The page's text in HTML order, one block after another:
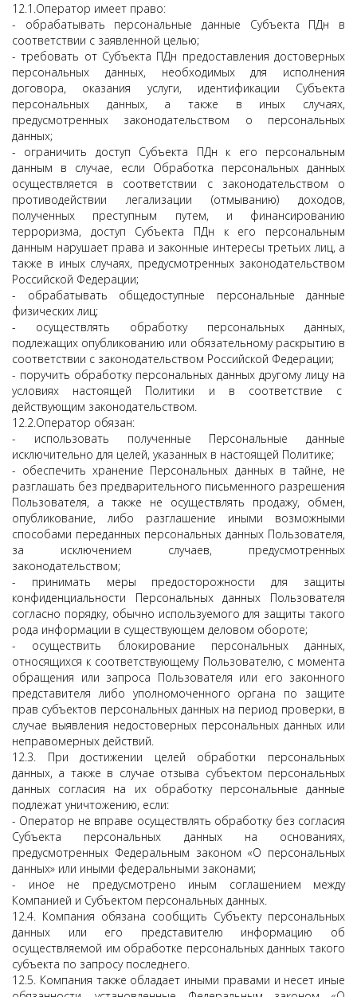
12.1.Оператор имеет право:
- обрабатывать персональные данные Субъекта ПДн в
соответствии с заявленной целью;
- требовать от Субъекта ПДн предоставления достоверных
персональных данных, необходимых для исполнения
договора, оказания услуги, идентификации Субъекта
персональных данных, а также в иных случаях,
предусмотренных законодательством о персональных
данных;
- ограничить доступ Субъекта ПДн к его персональным
данным в случае, если Обработка персональных данных
осуществляется в соответствии с законодательством о
противодействии легализации (отмыванию) доходов,
полученных преступным путем, и финансированию
терроризма, доступ Субъекта ПДн к его персональным
данным нарушает права и законные интересы третьих лиц, а
также в иных случаях, предусмотренных законодательством
Российской Федерации;
- обрабатывать общедоступные персональные данные
физических лиц;
- осуществлять обработку персональных данных,
подлежащих опубликованию или обязательному раскрытию в
соответствии с законодательством Российской Федерации;
- поручить обработку персональных данных другому лицу на
условиях настоящей Политики и в соответствие с
действующим законодательством.
12.2.Оператор обязан:
- использовать полученные Персональные данные
исключительно для целей, указанных в настоящей Политике;
- обеспечить хранение Персональных данных в тайне, не
разглашать без предварительного письменного разрешения
Пользователя, а также не осуществлять продажу, обмен,
опубликование, либо разглашение иными возможными
способами переданных персональных данных Пользователя,
за исключением случаев, предусмотренных
законодательством;
- принимать меры предосторожности для защиты
конфиденциальности Персональных данных Пользователя
согласно порядку, обычно используемого для защиты такого
рода информации в существующем деловом обороте;
- осуществить блокирование персональных данных,
относящихся к соответствующему Пользователю, с момента
обращения или запроса Пользователя или его законного
представителя либо уполномоченного органа по защите
прав субъектов персональных данных на период проверки, в
случае выявления недостоверных персональных данных или
неправомерных действий.
12.3. При достижении целей обработки персональных
данных, а также в случае отзыва субъектом персональных
данных согласия на их обработку персональные данные
подлежат уничтожению, если:
- Оператор не вправе осуществлять обработку без согласия
Субъекта персональных данных на основаниях,
предусмотренных Федеральным законом «О персональных
данных» или иными федеральными законами;
- иное не предусмотрено иным соглашением между
Компанией и Субъектом персональных данных.
12.4. Компания обязана сообщить Субъекту персональных
данных или его представителю информацию об
осуществляемой им обработке персональных данных такого
субъекта по запросу последнего.
12.5. Компания также обладает иными правами и несет иные